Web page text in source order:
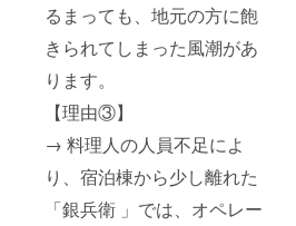
るまっても、地元の方に飽
きられてしまった風潮があ
ります。
【理由③】
→ 料理人の人員不足によ
り、宿泊棟から少し離れた
「銀兵衛 」では、オペレー